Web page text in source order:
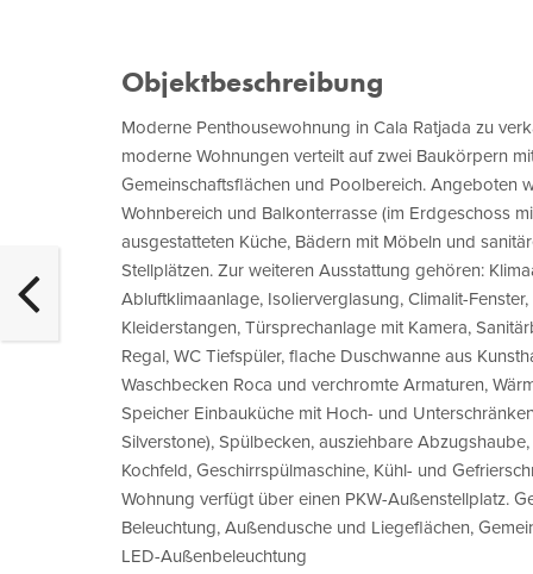
Objektbeschreibung
Moderne Penthousewohnung in Cala Ratjada zu
moderne Wohnungen verteilt auf zwei Baukörpern
Gemeinschaftsflächen und Poolbereich. Angeboten
Wohnbereich und Balkonterrasse (im Erdgeschoss
ausgestatteten Küche, Bädern mit Möbeln und
Stellplätzen. Zur weiteren Ausstattung gehören:
Abluftklimaanlage, Isolierverglasung, Climalit-
Kleiderstangen, Türsprechanlage mit Kamera,
Regal, WC Tiefspüler, flache Duschwanne aus
Waschbecken Roca und verchromte Armaturen,
Speicher Einbauküche mit Hoch- und
Silverstone), Spülbecken, ausziehbare
Kochfeld, Geschirrspülmaschine, Kühl- und
Wohnung verfügt über einen PKW-Außenstellplatz.
Beleuchtung, Außendusche und Liegeflächen,
LED-Außenbeleuchtung